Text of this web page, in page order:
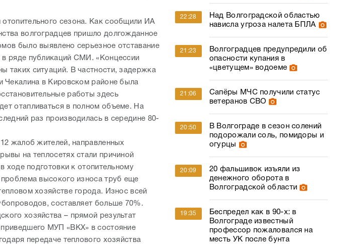
сезона. Как сообщили ИА
волгоградцев пришло долгожданное
было выявлено серьезное отставание
ряде публикаций СМИ. «Концессии
таких ситуаций. В частности, задержка
Чекалина в Кировском районе была
работы здесь
отапливаться в полном объеме. На
раз производилась в середине 80-
жалоб жителей, направленных
на теплосетях стали причиной
ходе подготовки к отопительному
высокого износа труб еще
хозяйстве города. Износ всей
составляет больше 70%.
хозяйства – прямой результат
приведшего МУП «ВКХ» в состояние
передаче теплового хозяйства
22:28
Над Волгоградской областью
нависла угроза налета БПЛА
21:23
Волгоградцев предупредили об
опасности купания в
«цветущем» водоеме
21:06
Сапёры МЧС получили статус
ветеранов СВО
20:50
В Волгограде в сезон солений
подорожали соль, помидоры и
огурцы
20:09
20 фальшивок изъяли из
денежного оборота в
Волгоградской области
19:35
Беспредел как в 90-х: в
Волгограде известный
профессор пожаловался на
месть УК после бунта